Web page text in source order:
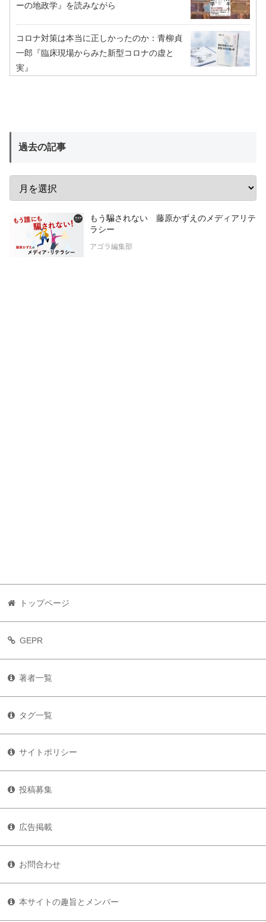
ーの地政学』を読みながら
コロナ対策は本当に正しかったのか：青柳貞
一郎『臨床現場からみた新型コロナの虚と
実』
過去の記事
もう騙されない 藤原かずえのメディアリテ
ラシー
アゴラ編集部
トップページ
GEPR
著者一覧
タグ一覧
サイトポリシー
投稿募集
広告掲載
お問合わせ
本サイトの趣旨とメンバー